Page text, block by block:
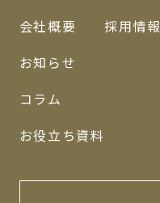
会社概要
お知らせ
コラム
お役立ち資料
採用情報